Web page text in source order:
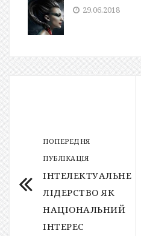
29.06.2018
ПОПЕРЕДНЯ
ПУБЛІКАЦІЯ
ІНТЕЛЕКТУАЛЬНЕ
ЛІДЕРСТВО ЯК
НАЦІОНАЛЬНИЙ
ІНТЕРЕС